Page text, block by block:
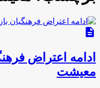
description
ادامه اعتراض
معیشت